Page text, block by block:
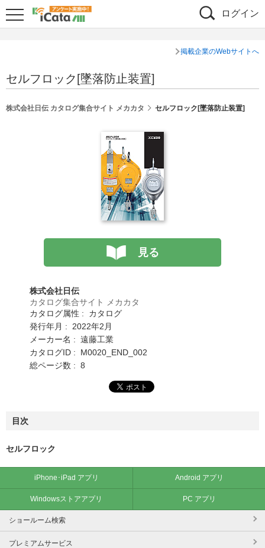
ログイン
掲載企業のWebサイトへ
セルフロック[墜落防止装置]
株式会社日伝 カタログ集合サイト メカカタ セルフロック[墜落防止装置]
見る
株式会社日伝
カタログ集合サイト メカカタ
カタログ属性 : カタログ
発行年月 : 2022年2月
メーカー名 : 遠藤工業
カタログID : M0020_END_002
総ページ数 : 8
目次
セルフロック
iPhone･iPad アプリ Android アプリ
Windowsストアアプリ PC アプリ
ショールーム検索
プレミアムサービス